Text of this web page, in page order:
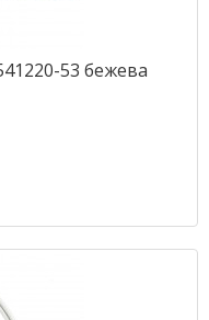
53 бежева